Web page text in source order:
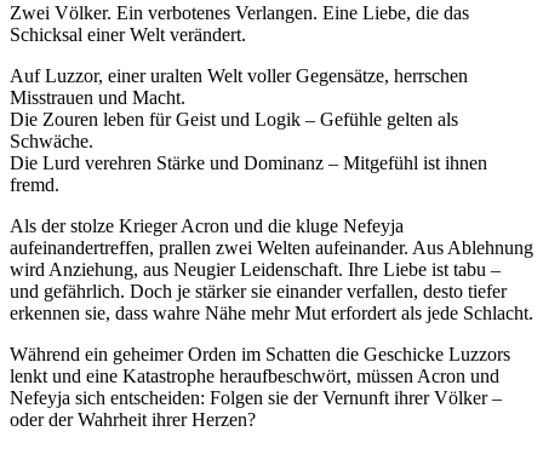
Zwei Völker. Ein verbotenes Verlangen. Eine Liebe, die das
Schicksal einer Welt verändert.
Auf Luzzor, einer uralten Welt voller Gegensätze, herrschen
Misstrauen und Macht.
Die Zouren leben für Geist und Logik – Gefühle gelten als
Schwäche.
Die Lurd verehren Stärke und Dominanz – Mitgefühl ist ihnen
fremd.
Als der stolze Krieger Acron und die kluge Nefeyja
aufeinandertreffen, prallen zwei Welten aufeinander. Aus Ablehnung
wird Anziehung, aus Neugier Leidenschaft. Ihre Liebe ist tabu –
und gefährlich. Doch je stärker sie einander verfallen, desto tiefer
erkennen sie, dass wahre Nähe mehr Mut erfordert als jede Schlacht.
Während ein geheimer Orden im Schatten die Geschicke Luzzors
lenkt und eine Katastrophe heraufbeschwört, müssen Acron und
Nefeyja sich entscheiden: Folgen sie der Vernunft ihrer Völker –
oder der Wahrheit ihrer Herzen?